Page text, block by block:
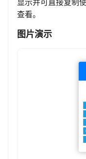
显示并可直接复制
查看。
图片演示